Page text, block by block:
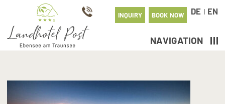
DE I EN
INQUIRY BOOK NOW
NAVIGATION